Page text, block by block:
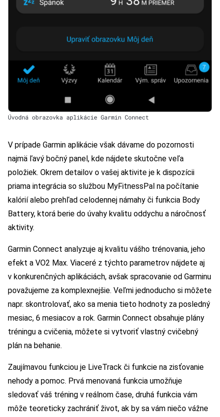
Úvodná obrazovka aplikácie Garmin Connect
V prípade Garmin aplikácie však dávame do pozornosti
najmä ľavý bočný panel, kde nájdete skutočne veľa
položiek. Okrem detailov o vašej aktivite je k dispozícii
priama integrácia so službou MyFitnessPal na počítanie
kalórií alebo prehľad celodennej námahy či funkcia Body
Battery, ktorá berie do úvahy kvalitu oddychu a náročnosť
aktivity.
Garmin Connect analyzuje aj kvalitu vášho trénovania, jeho
efekt a VO2 Max. Viaceré z týchto parametrov nájdete aj
v konkurenčných aplikáciách, avšak spracovanie od Garminu
považujeme za komplexnejšie. Veľmi jednoducho si môžete
napr. skontrolovať, ako sa menia tieto hodnoty za posledný
mesiac, 6 mesiacov a rok. Garmin Connect obsahuje plány
tréningu a cvičenia, môžete si vytvoriť vlastný cvičebný
plán na behanie.
Zaujímavou funkciou je LiveTrack či funkcie na zisťovanie
nehody a pomoc. Prvá menovaná funkcia umožňuje
sledovať váš tréning v reálnom čase, druhá funkcia vám
môže teoreticky zachrániť život, ak by sa vám niečo vážne